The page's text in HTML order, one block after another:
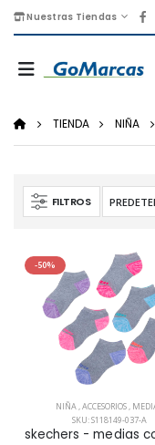
Nuestras Tiendas
TIENDA NIÑA
FILTROS
-50%
NIÑA,ACCESORIOS,
SKU: S118149-037-A